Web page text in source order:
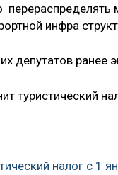
инфра­
депутатов
туристический
налог с 1